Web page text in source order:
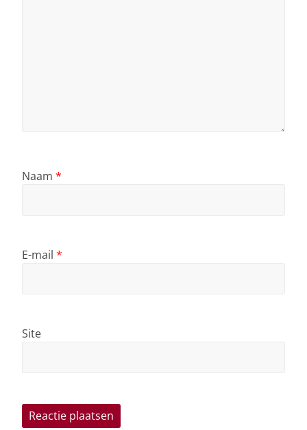
Naam *
E-mail *
Site